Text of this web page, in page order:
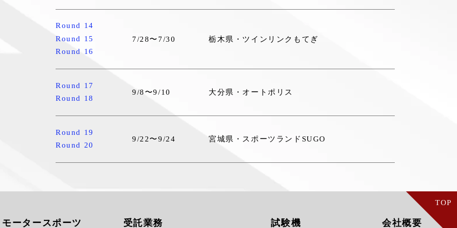
Round 14
Round 15
Round 16
7/28〜7/30 栃木県・ツインリンクもてぎ
Round 17
Round 18
9/8〜9/10 大分県・オートポリス
Round 19
Round 20
9/22〜9/24 宮城県・スポーツランドSUGO
モータースポーツ 受託業務 試験機 会社概要
TOP